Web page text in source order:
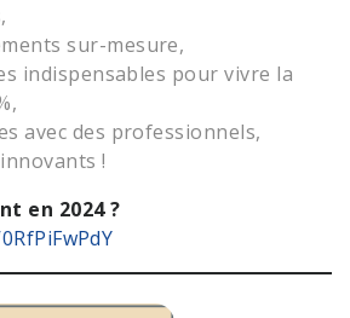
sur-mesure,
indispensables pour vivre la
avec des professionnels,
!
en 2024 ?